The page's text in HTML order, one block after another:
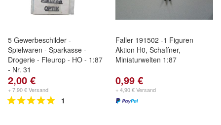
5 Gewerbeschilder -
Spielwaren - Sparkasse -
Drogerie - Fleurop - HO - 1:87
- Nr. 31
2,00 €
+ 7,90 € Versand
1
Faller 191502 -1 Figuren
Aktion H0, Schaffner,
Miniaturwelten 1:87
0,99 €
+ 4,90 € Versand